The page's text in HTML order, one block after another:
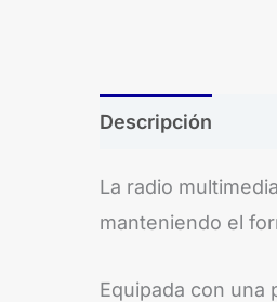
Descripción
La radio
manteniendo el
Equipada con una